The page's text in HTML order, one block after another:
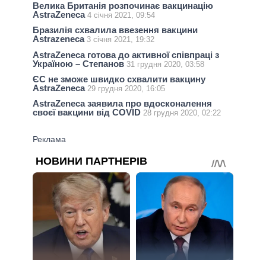
Велика Британія розпочинає вакцинацію
AstraZeneca 4 січня 2021, 09:54
Бразилія схвалила ввезення вакцини
Astrazeneca 3 січня 2021, 19:32
AstraZeneca готова до активної співпраці з
Україною – Степанов 31 грудня 2020, 03:58
ЄС не зможе швидко схвалити вакцину
AstraZeneca 29 грудня 2020, 16:05
AstraZeneca заявила про вдосконалення
своєї вакцини від COVID 28 грудня 2020, 02:22